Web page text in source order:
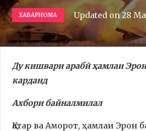
ХАБАРНОМА Updated on28
Ду кишвари арабӣ ҳамлаи
карданд
Ахбори байналмилал
Қатар ва Аморот, ҳамлаи Эрон